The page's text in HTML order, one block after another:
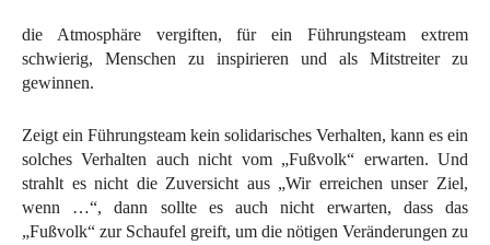
die Atmosphäre vergiften, für ein Führungsteam extrem
schwierig, Menschen zu inspirieren und als Mitstreiter zu
gewinnen.
Zeigt ein Führungsteam kein solidarisches Verhalten, kann es ein
solches Verhalten auch nicht vom „Fußvolk“ erwarten. Und
strahlt es nicht die Zuversicht aus „Wir erreichen unser Ziel,
wenn …“, dann sollte es auch nicht erwarten, dass das
„Fußvolk“ zur Schaufel greift, um die nötigen Veränderungen zu